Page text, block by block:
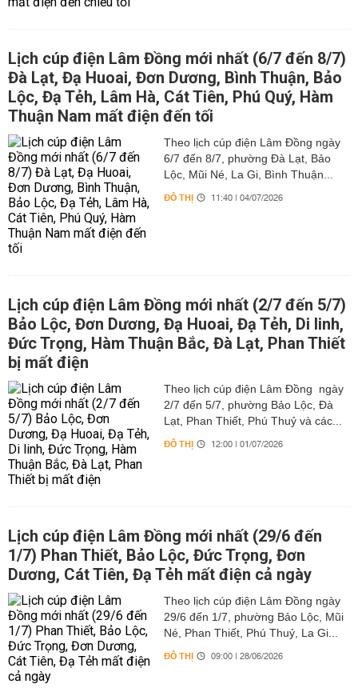
Lịch cúp điện Lâm Đồng mới nhất (6/7 đến 8/7)
Đà Lạt, Đạ Huoai, Đơn Dương, Bình Thuận, Bảo
Lộc, Đạ Tẻh, Lâm Hà, Cát Tiên, Phú Quý, Hàm
Thuận Nam mất điện đến tối
Theo lịch cúp điện Lâm Đồng ngày
6/7 đến 8/7, phường Đà Lạt, Bảo
Lộc, Mũi Né, La Gi, Bình Thuận...
ĐÔ THỊ 11:40 | 04/07/2026
Lịch cúp điện Lâm Đồng mới nhất (2/7 đến 5/7)
Bảo Lộc, Đơn Dương, Đạ Huoai, Đạ Tẻh, Di linh,
Đức Trọng, Hàm Thuận Bắc, Đà Lạt, Phan Thiết
bị mất điện
Theo lịch cúp điện Lâm Đồng ngày
2/7 đến 5/7, phường Bảo Lộc, Đà
Lạt, Phan Thiết, Phú Thuỷ và các...
ĐÔ THỊ 12:00 | 01/07/2026
Lịch cúp điện Lâm Đồng mới nhất (29/6 đến
1/7) Phan Thiết, Bảo Lộc, Đức Trọng, Đơn
Dương, Cát Tiên, Đạ Tẻh mất điện cả ngày
Theo lịch cúp điện Lâm Đồng ngày
29/6 đến 1/7, phường Bảo Lộc, Mũi
Né, Phan Thiết, Phú Thuỷ, La Gi...
ĐÔ THỊ 09:00 | 28/06/2026